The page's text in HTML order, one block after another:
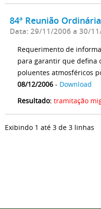
84ª Reunião Ordinária
Data: 29/11/2006 a 30/
Requerimento de
para garantir que defina
poluentes atmosféricos
08/12/2006 - Download
Resultado: tramitação
Exibindo 1 até 3 de 3 linhas